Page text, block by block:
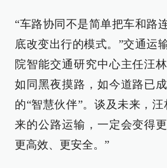
“车路协同不是简单把车和路
底改变出行的模式。”交通运
院智能交通研究中心主任汪
如同黑夜摸路，如今道路已
的“智慧伙伴”。谈及未来，
来的公路运输，一定会变得
更高效、更安全。”